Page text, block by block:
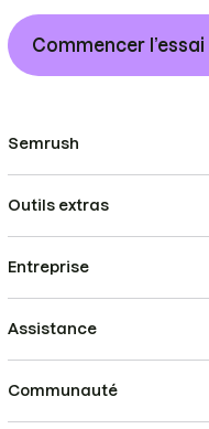
Commencer
Semrush
Outils extras
Entreprise
Assistance
Communauté